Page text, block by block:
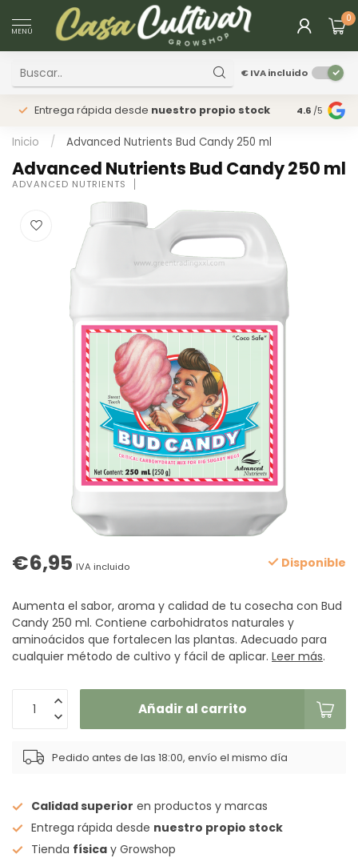
MENÚ
0
€IVA incluido
Entrega rápida desde nuestro propio stock Tienda
4.6 /5
Inicio / Advanced Nutrients Bud Candy 250 ml
Advanced Nutrients Bud Candy 250 ml
ADVANCED NUTRIENTS
€6,95 IVA incluido Disponible
Aumenta el sabor, aroma y calidad de tu cosecha con Bud
Candy 250 ml. Contiene carbohidratos naturales y
aminoácidos que fortalecen las plantas. Adecuado para
cualquier método de cultivo y fácil de aplicar. Leer más.
Añadir al carrito
Pedido antes de las 18:00, envío el mismo día
Calidad superior en productos y marcas
Entrega rápida desde nuestro propio stock
Tienda física y Growshop